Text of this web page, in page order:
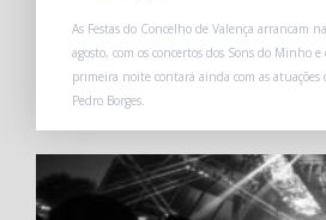
As Festas do Concelho de Valença arrancam
agosto, com os concertos dos Sons do Minho
primeira noite contará ainda com as atuações
Pedro Borges.